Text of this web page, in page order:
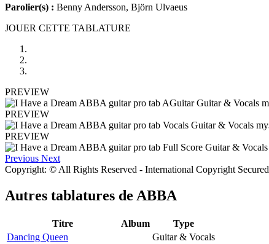
Parolier(s) : Benny Andersson, Björn Ulvaeus
JOUER CETTE TABLATURE
PREVIEW
PREVIEW
PREVIEW
Previous Next
Copyright: © All Rights Reserved - International Copyright Secured
Autres tablatures de ABBA
Titre Album
Type
Dancing Queen
Guitar & Vocals